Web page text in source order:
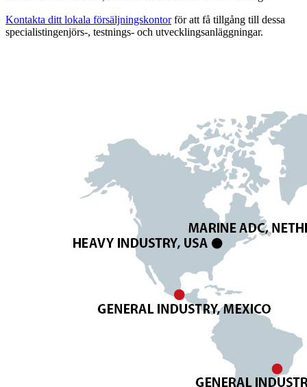
Kontakta ditt lokala försäljningskontorför att få tillgång till dessa
specialistingenjörs-, testnings- och utvecklingsanläggningar.